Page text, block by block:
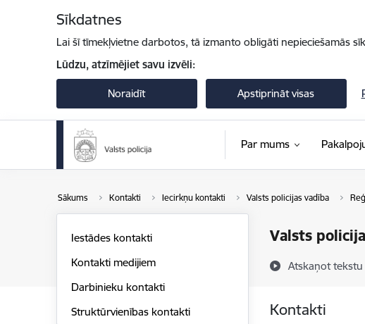
Sīkdatnes
Lai šī tīmekļvietne darbotos, tā izmanto obligāti nepieciešamās
Lūdzu, atzīmējiet savu izvēli:
Noraidīt Apstiprināt visas
Par mums
Sākums Kontakti Iecirkņu kontakti Valsts policijas vadība
Valsts
Atskaņot tekstu
Iestādes kontakti
Kontakti medijiem
Darbinieku kontakti
Struktūrvienības kontakti
Kontakti